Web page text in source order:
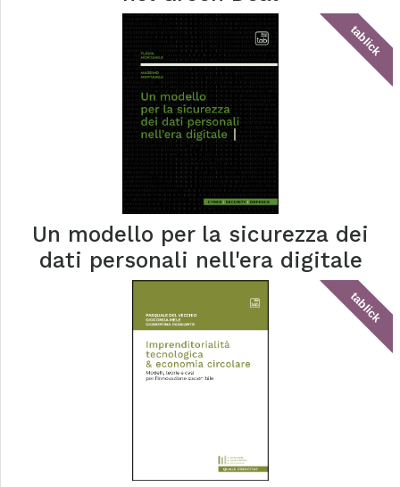
tablick
Un modello per la sicurezza dei
dati personali nell'era digitale
tablick